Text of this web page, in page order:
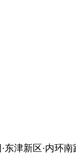
·东津新区·内环